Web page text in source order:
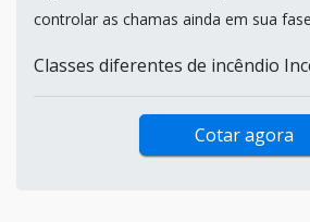
controlar as chamas ainda em sua
Classes diferentes de incêndio
Cotar agora